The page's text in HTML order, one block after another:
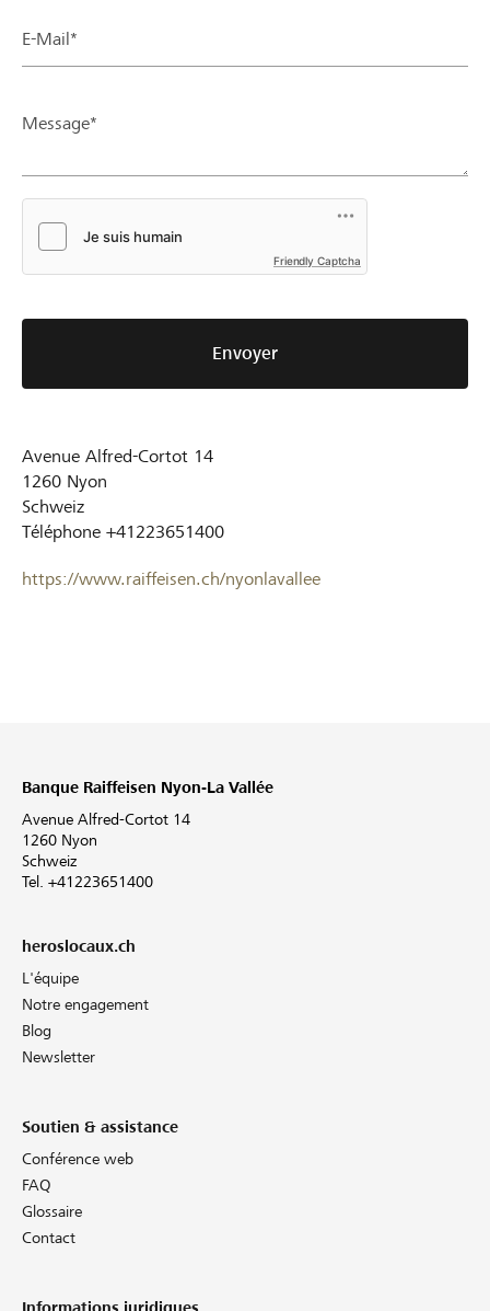
E-Mail*
Message*
Friendly Captcha
Envoyer
Avenue Alfred-Cortot 14
1260 Nyon
Schweiz
Téléphone +41223651400
https://www.raiffeisen.ch/nyonlavallee
Banque Raiffeisen Nyon-La Vallée
Avenue Alfred-Cortot 14
1260 Nyon
Schweiz
Tel. +41223651400
heroslocaux.ch
L'équipe
Notre engagement
Blog
Newsletter
Soutien & assistance
Conférence web
FAQ
Glossaire
Contact
Informations juridiques